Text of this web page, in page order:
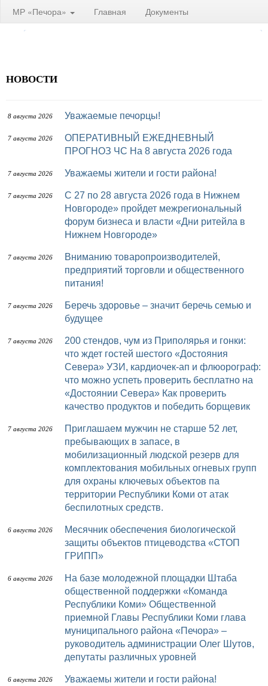
МР «Печора» Главная Документы
НОВОСТИ
8 августа 2026 Уважаемые печорцы!
7 августа 2026
ОПЕРАТИВНЫЙ ЕЖЕДНЕВНЫЙ
ПРОГНОЗ ЧС На 8 августа 2026 года
7 августа 2026 Уважаемы жители и гости района!
7 августа 2026
с 27 по 28 августа 2026 года в Нижнем
Новгороде» пройдет межрегиональный
форум бизнеса и власти «Дни ритейла в
Нижнем Новгороде»
7 августа 2026
Вниманию товаропроизводителей,
предприятий торговли и общественного
питания!
7 августа 2026
Беречь здоровье – значит беречь семью и
будущее
7 августа 2026
200 стендов, чум из Приполярья и гонки:
что ждет гостей шестого «Достояния
Севера» УЗИ, кардиочек-ап и флюорограф:
что можно успеть проверить бесплатно на
«Достоянии Севера» Как проверить
качество продуктов и победить борщевик
7 августа 2026
Приглашаем мужчин не старше 52 лет,
пребывающих в запасе, в
мобилизационный людской резерв для
комплектования мобильных огневых групп
для охраны ключевых объектов па
территории Республики Коми от атак
беспилотных средств.
6 августа 2026
Месячник обеспечения биологической
защиты объектов птицеводства «СТОП
ГРИПП»
6 августа 2026
На базе молодежной площадки Штаба
общественной поддержки «Команда
Республики Коми» Общественной
приемной Главы Республики Коми глава
муниципального района «Печора» –
руководитель администрации Олег Шутов,
депутаты различных уровней
6 августа 2026 Уважаемы жители и гости района!